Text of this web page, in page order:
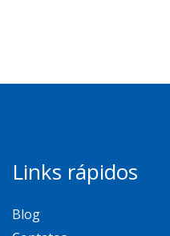
Links rápidos
Blog